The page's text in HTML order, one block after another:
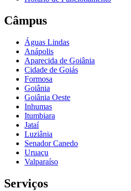
Câmpus
Águas Lindas
Anápolis
Aparecida de Goiânia
Cidade de Goiás
Formosa
Goiânia
Goiânia Oeste
Inhumas
Itumbiara
Jataí
Luziânia
Senador Canedo
Uruaçu
Valparaíso
Serviços